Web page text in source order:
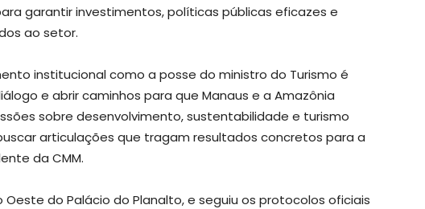
garantir investimentos, políticas públicas eficazes e
ao setor.
institucional como a posse do ministro do Turismo é
e abrir caminhos para que Manaus e a Amazônia
sobre desenvolvimento, sustentabilidade e turismo
articulações que tragam resultados concretos para a
da CMM.
Oeste do Palácio do Planalto, e seguiu os protocolos oficiais